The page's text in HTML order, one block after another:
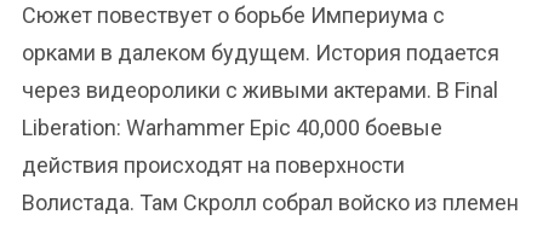
Сюжет повествует о борьбе Империума с
орками в далеком будущем. История подается
через видеоролики с живыми актерами. В Final
Liberation: Warhammer Epic 40,000 боевые
действия происходят на поверхности
Волистада. Там Скролл собрал войско из племен